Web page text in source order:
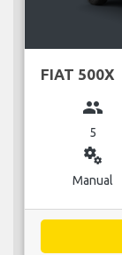
FIAT 500X
group
5
miscellaneous_services
Manual